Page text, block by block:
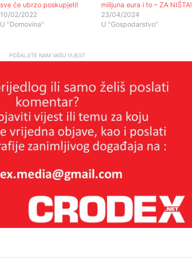
sve će ubrzo poskupjeti!
10/02/2022
U "Domovina"
milijuna eura i to – ZA NIŠTA!
23/04/2024
U "Gospodarstvo"
POŠALJITE NAM VAŠU VIJEST
KADA KULTURA POSTANE
PARAVAN ZA POLITIČKI
INŽENJERING: Kako je Možemo! u
za djecu
MEDIJSKA MANIPULACIJA ILI
opet nije prikazana cijela istina o
sukobu na Trgu?
Kristalna noć bjelopoljskih Hrvata